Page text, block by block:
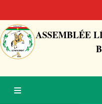
ASSEMBLÉE